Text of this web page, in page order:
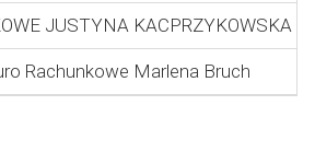
JUSTYNA KACPRZYKOWSKA
Rachunkowe Marlena Bruch